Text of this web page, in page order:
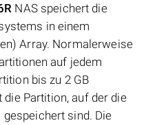
NAS speichert die
in einem
Array. Normalerweise
auf jedem
bis zu 2 GB
Partition, auf der die
sind. Die